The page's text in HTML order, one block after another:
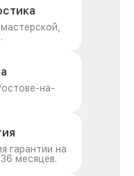
на-
гарантии на
месяцев.